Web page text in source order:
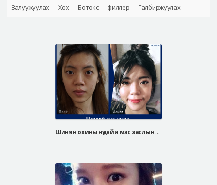
Лавлах
Залуужуулах Хөх Ботокс филлер Галбиржуулах
Шинян охины нүднйи мэс заслын өмнө ба дараа